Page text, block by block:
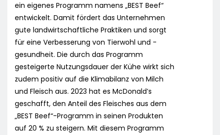
ein eigenes Programm namens „BEST Beef“
entwickelt. Damit fördert das Unternehmen
gute landwirtschaftliche Praktiken und sorgt
für eine Verbesserung von Tierwohl und -
gesundheit. Die durch das Programm
gesteigerte Nutzungsdauer der Kühe wirkt sich
zudem positiv auf die Klimabilanz von Milch
und Fleisch aus. 2023 hat es McDonald’s
geschafft, den Anteil des Fleisches aus dem
„BEST Beef“-Programm in seinen Produkten
auf 20 % zu steigern. Mit diesem Programm